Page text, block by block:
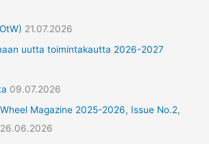
21.07.2026
uutta toimintakautta 2026-2027
09.07.2026
Magazine 2025-2026, Issue No.2,
26.06.2026